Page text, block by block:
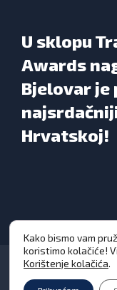
U sklopu
Awards
Bjelovar je
Hrvatskoj!
Kako bismo vam
koristimo kolačiće!
Korištenje kolačića.